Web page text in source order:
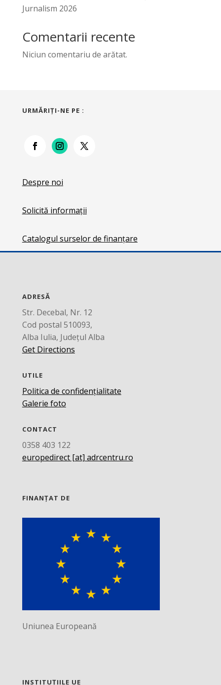
Jurnalism 2026
Comentarii recente
Niciun comentariu de arătat.
URMĂRIŢI-NE PE :
Despre noi
Solicită informații
Catalogul surselor de finanțare
ADRESĂ
Str. Decebal, Nr. 12
Cod postal 510093,
Alba Iulia, Județul Alba
Get Directions
UTILE
Politica de confidențialitate
Galerie foto
CONTACT
0358 403 122
europedirect [at] adrcentru.ro
FINANȚAT DE
Uniunea Europeană
INSTITUȚIILE UE